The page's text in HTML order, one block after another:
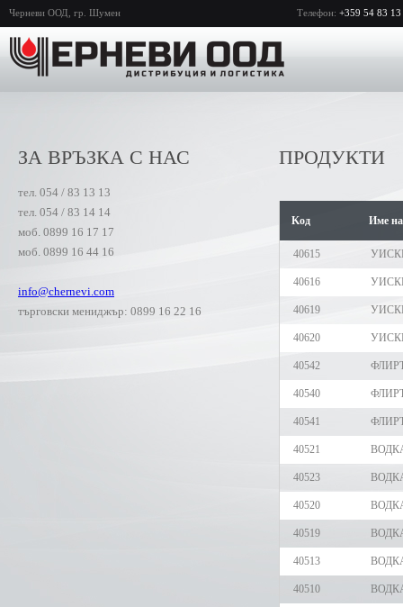
Черневи ООД, гр. Шумен Телефон: +359 54 83 13
ЗА ВРЪЗКА С НАС
тел. 054 / 83 13 13
тел. 054 / 83 14 14
моб. 0899 16 17 17
моб. 0899 16 44 16
info@chernevi.com
търговски мениджър: 0899 16 22 16
ПРОДУКТИ
Kод Име
40615
40616
40619
40620
40542
40540
40541
40521
40523
40520
40519
40513
40510